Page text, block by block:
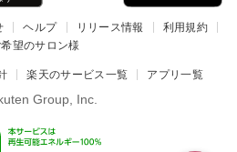
ヘルプ リリース情報
利用規約
望のサロン様
楽天のサービス一覧 アプリ一覧
Group, Inc.